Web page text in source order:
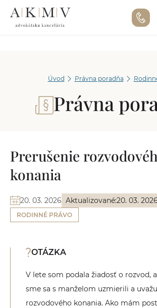
Úvod Právna poradňa
Právna
Prerušenie
konania
20. 03. 2026 Aktualizované:20. 03. 2026
RODINNÉ PRÁVO
OTÁZKA
V lete som podala žiadosť o rozvod,
sme sa s manželom uzmierili a
rozvodového konania. Ako mám